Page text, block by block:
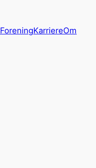
ForeningKarriereOm